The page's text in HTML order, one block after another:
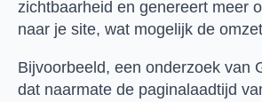
zichtbaarheid en genereert meer
naar je site, wat mogelijk de
Bijvoorbeeld, een onderzoek van
dat naarmate de paginalaadtijd